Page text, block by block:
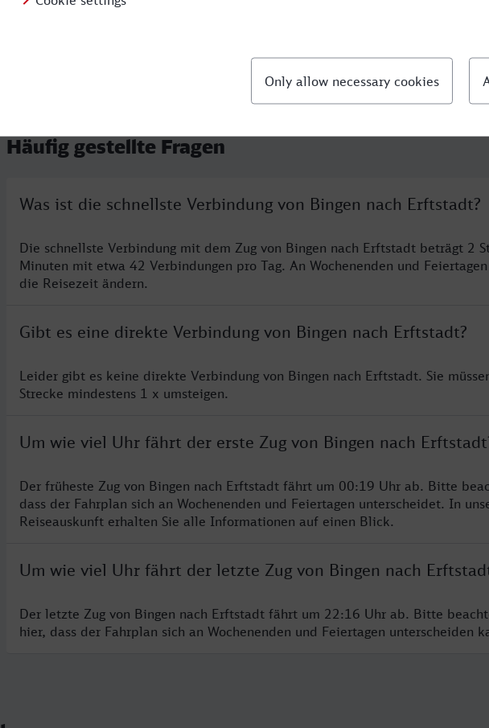
08-04 13:06
Häufig gestellte Fragen
Was ist die schnellste Verbindung von Bingen nach Erftstadt?
Die schnellste Verbindung mit dem Zug von Bingen nach Erftstadt beträgt 2
Minuten mit etwa 42 Verbindungen pro Tag. An Wochenenden und
die Reisezeit ändern.
Gibt es eine direkte Verbindung von Bingen nach Erftstadt?
Leider gibt es keine direkte Verbindung von Bingen nach Erftstadt. Sie
Strecke mindestens 1 x umsteigen.
Um wie viel Uhr fährt der erste Zug von Bingen nach
Der früheste Zug von Bingen nach Erftstadt fährt um 00:19 Uhr ab. Bitte
dass der Fahrplan sich an Wochenenden und Feiertagen unterscheidet. In
Reiseauskunft erhalten Sie alle Informationen auf einen Blick.
Um wie viel Uhr fährt der letzte Zug von Bingen nach
Der letzte Zug von Bingen nach Erftstadt fährt um 22:16 Uhr ab. Bitte
hier, dass der Fahrplan sich an Wochenenden und Feiertagen unterscheiden